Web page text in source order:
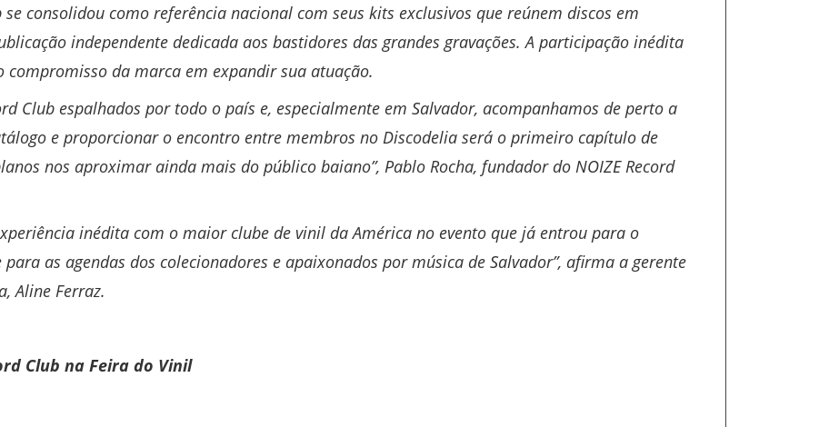
se consolidou como referência nacional com seus kits exclusivos que reúnem discos em
independente dedicada aos bastidores das grandes gravações. A participação inédita
da marca em expandir sua atuação.
Club espalhados por todo o país e, especialmente em Salvador, acompanhamos de perto a
e proporcionar o encontro entre membros no Discodelia será o primeiro capítulo de
nos aproximar ainda mais do público baiano”, Pablo Rocha, fundador do NOIZE Record
inédita com o maior clube de vinil da América no evento que já entrou para o
as agendas dos colecionadores e apaixonados por música de Salvador”, afirma a gerente
Aline Ferraz.
Club na Feira do Vinil